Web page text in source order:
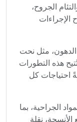
الجروح،
الإجراءات
مثل نحت
هذه التطورات
احتياجات كل
الجراحية، بما
نقلة